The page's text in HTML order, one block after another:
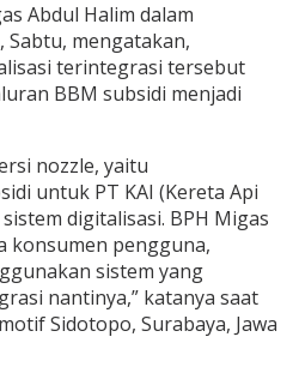
Abdul Halim dalam
Sabtu, mengatakan,
terintegrasi tersebut
BBM subsidi menjadi
nozzle, yaitu
untuk PT KAI (Kereta Api
digitalisasi. BPH Migas
konsumen pengguna,
sistem yang
nantinya,” katanya saat
Sidotopo, Surabaya, Jawa